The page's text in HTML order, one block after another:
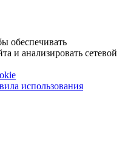
обеспечивать
и анализировать сетевой
использования